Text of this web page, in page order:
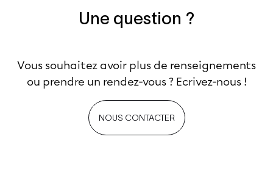
Une question ?
Vous souhaitez avoir plus de renseignements
ou prendre un rendez-vous ? Ecrivez-nous !
NOUS CONTACTER